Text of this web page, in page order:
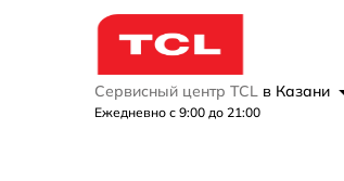
Сервисный центр TCL в Казани
Ежедневно с 9:00 до 21:00